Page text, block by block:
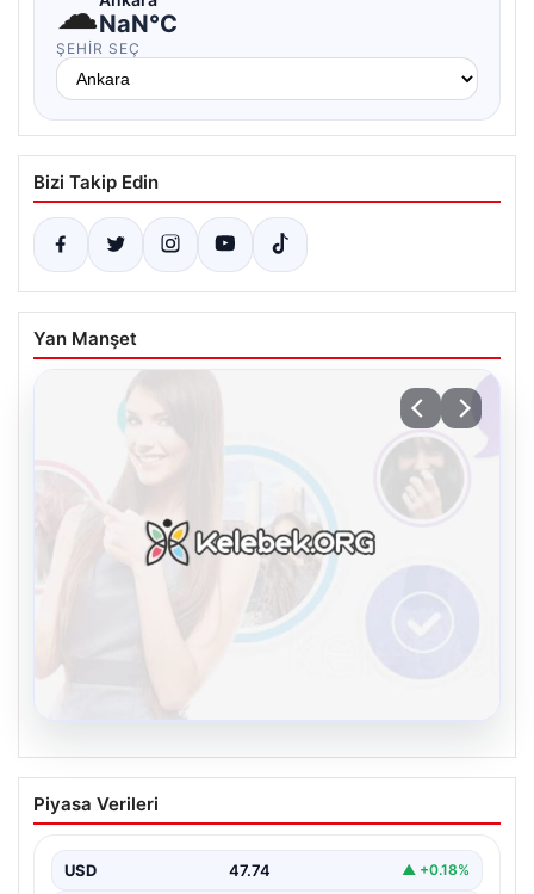
☁NaN°C
ŞEHIR SEÇ
Bizi Takip Edin
Yan Manşet
Kelebek.Org İle Dijital İletişimin Seviyeli
Adresi Ve Muhabbet Deneyimi
kurması büyük bir hassasiyet ifade etmektedir.
Günümüzde…
Piyasa Verileri
USD 47.74 ▲ +0.18%